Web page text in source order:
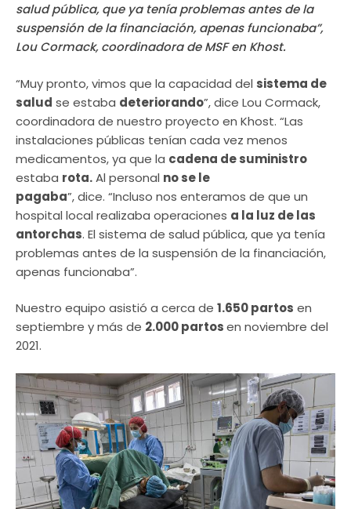
salud pública, que ya tenía problemas antes de la
suspensión de la financiación, apenas funcionaba”,
Lou Cormack, coordinadora de MSF en Khost.
“Muy pronto, vimos que la capacidad del sistema de
salud se estaba deteriorando”, dice Lou Cormack,
coordinadora de nuestro proyecto en Khost. “Las
instalaciones públicas tenían cada vez menos
medicamentos, ya que la cadena de suministro
estaba rota.Al personal no se le
pagaba”, dice. “Incluso nos enteramos de que un
hospital local realizaba operaciones a la luz de las
antorchas. El sistema de salud pública, que ya tenía
problemas antes de la suspensión de la financiación,
apenas funcionaba”.
Nuestro equipo asistió a cerca de 1.650 partos en
septiembre y más de 2.000 partosen noviembre del
2021.